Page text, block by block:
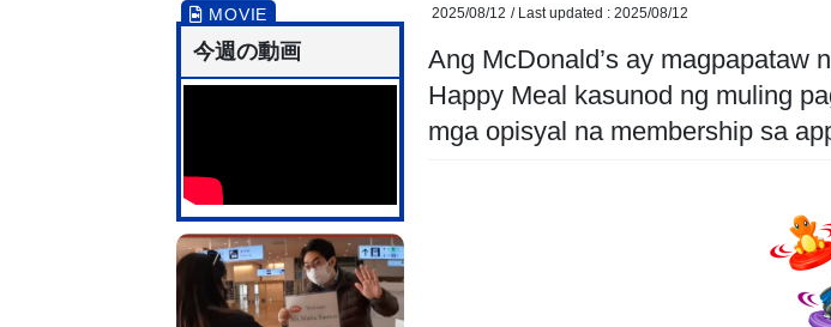
今週の動画
2025/08/12 / Last updated : 2025/08/12
Ang McDonald’s ay magpapataw
Happy Meal kasunod ng muling
mga opisyal na membership sa